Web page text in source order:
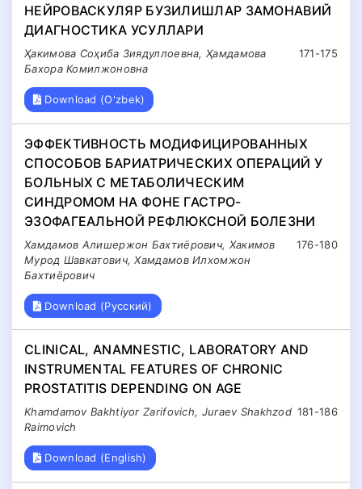
НЕЙРОВАСКУЛЯР БУЗИЛИШЛАР ЗАМОНАВИЙ
ДИАГНОСТИКА УСУЛЛАРИ
171-175
Ҳакимова Соҳиба Зиядуллоевна, Ҳамдамова
Бахора Комилжоновна
Download (O'zbek)
ЭФФЕКТИВНОСТЬ МОДИФИЦИРОВАННЫХ
СПОСОБОВ БАРИАТРИЧЕСКИХ ОПЕРАЦИЙ У
БОЛЬНЫХ С МЕТАБОЛИЧЕСКИМ
СИНДРОМОМ НА ФОНЕ ГАСТРО-
ЭЗОФАГЕАЛЬНОЙ РЕФЛЮКСНОЙ БОЛЕЗНИ
176-180
Хамдамов Алишержон Бахтиёрович, Хакимов
Мурод Шавкатович, Хамдамов Илхомжон
Бахтиёрович
Download (Русский)
CLINICAL, ANAMNESTIC, LABORATORY AND
INSTRUMENTAL FEATURES OF CHRONIC
PROSTATITIS DEPENDING ON AGE
181-186
Khamdamov Bakhtiyor Zarifovich, Juraev Shakhzod
Raimovich
Download (English)